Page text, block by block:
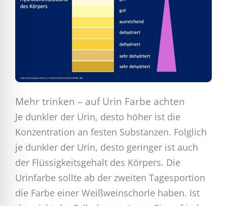
Mehr trinken – auf Urin Farbe achten
Je dunkler der Urin, desto höher ist die
Konzentration an festen Substanzen. Folglich
je dunkler der Urin, desto geringer ist auch
der Flüssigkeitsgehalt des Körpers. Die
Urinfarbe sollte ab der zweiten Tagesportion
die Farbe einer Weißweinschorle haben. Ist